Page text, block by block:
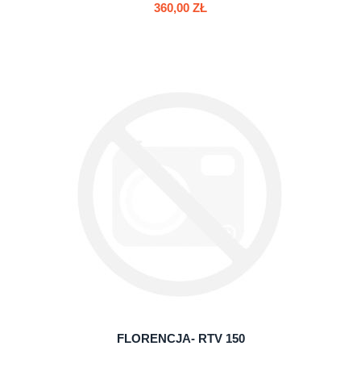
360,00 ZŁ
FLORENCJA- RTV 150